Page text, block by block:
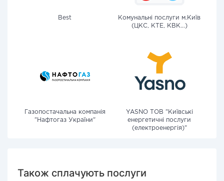
Best
Комунальні послуги м.Київ
(ЦКС, КТЕ, КВК...)
Газопостачальна компанія
"Нафтогаз України"
YASNO ТОВ "Київські
енергетичні послуги
(електроенергія)"
Також сплачують послуги